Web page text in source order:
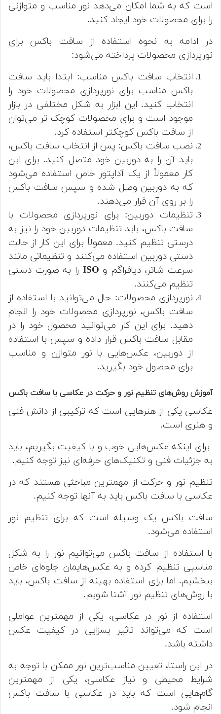
است که به شما امکان می‌دهد نور مناسب و متوازنی
را برای محصولات خود ایجاد کنید.
در ادامه به نحوه استفاده از سافت باکس برای
نورپردازی محصولات پرداخته می‌شود:
انتخاب سافت باکس مناسب: ابتدا باید سافت
باکس مناسب برای نورپردازی محصولات خود را
انتخاب کنید. این ابزار به شکل مختلفی در بازار
موجود است و برای محصولات کوچک تر می‌توان
از سافت باکس کوچکتر استفاده کرد.
نصب سافت باکس: پس از انتخاب سافت باکس،
باید آن را به دوربین خود متصل کنید. برای این
کار معمولاً از یک آداپتور خاص استفاده می‌شود
که به دوربین وصل شده و سپس سافت باکس
را بر روی آن قرار می‌دهند.
تنظیمات دوربین: برای نورپردازی محصولات با
سافت باکس، باید تنظیمات دوربین خود را نیز به
درستی تنظیم کنید. معمولاً برای این کار از حالت
دستی دوربین استفاده می‌کنند و تنظیماتی مانند
سرعت شاتر، دیافراگم و ISO را به صورت دستی
تنظیم می‌کنند.
نورپردازی محصولات: حال می‌توانید با استفاده از
سافت باکس، نورپردازی محصولات خود را انجام
دهید. برای این کار می‌توانید محصول خود را در
مقابل سافت باکس قرار داده و سپس با استفاده
از دوربین، عکس‌هایی با نور متوازن و مناسب
برای محصول خود بگیرید.
آموزش روش‌های تنظیم نور و حرکت در عکاسی با سافت باکس
عکاسی یکی از هنرهایی است که ترکیبی از دانش فنی
و هنری است.
برای اینکه عکس‌هایی خوب و با کیفیت بگیریم، باید
به جزئیات فنی و تکنیک‌های حرفه‌ای نیز توجه کنیم.
تنظیم نور و حرکت از مهمترین مباحثی هستند که در
عکاسی با سافت باکس باید به آنها توجه کنیم.
سافت باکس یک وسیله است که برای تنظیم نور
استفاده می‌شود.
با استفاده از سافت باکس می‌توانیم نور را به شکل
مناسبی تنظیم کرده و به عکس‌هایمان جلوه‌ای خاص
ببخشیم. اما برای استفاده بهینه از سافت باکس، باید
با روش‌های تنظیم نور آشنا شویم.
استفاده از نور در عکاسی، یکی از مهمترین عواملی
است که می‌تواند تاثیر بسزایی در کیفیت عکس
داشته باشد.
در این راستا، تعیین مناسب‌ترین نور ممکن با توجه به
شرایط محیطی و نیاز عکاسی، یکی از مهمترین
گام‌هایی است که باید در عکاسی با سافت باکس
انجام شود.